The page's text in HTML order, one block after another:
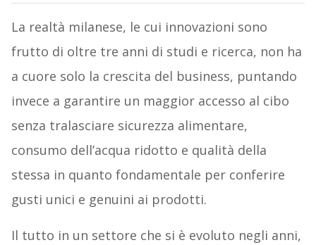
La realtà milanese, le cui innovazioni sono
frutto di oltre tre anni di studi e ricerca, non ha
a cuore solo la crescita del business, puntando
invece a garantire un maggior accesso al cibo
senza tralasciare sicurezza alimentare,
consumo dell’acqua ridotto e qualità della
stessa in quanto fondamentale per conferire
gusti unici e genuini ai prodotti.
Il tutto in un settore che si è evoluto negli anni,